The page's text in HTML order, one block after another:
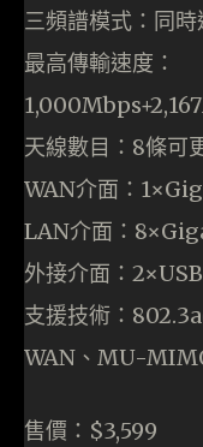
三頻譜模式：同時
最高傳輸速度：
天線數目：8條可
WAN介面：
LAN介面：
外接介面：
支援技術：
WAN、MU-
售價：$3,599